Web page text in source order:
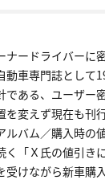
ナードライバーに
動車専門誌として
である、ユーザー
を変えず現在も刊
ルバム／購入時の
く「Ｘ氏の値引き
受けながら新車購